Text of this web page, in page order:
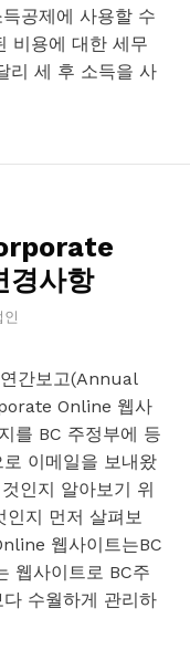
공제에 사용할 수
비용에 대한 세무
리 세 후 소득을 사
사항
간보고(Annual
Online 웹사
를 BC 주정부에 등
이메일을 보내왔
인지 알아보기 위
지 먼저 살펴보
웹사이트는BC
웹사이트로 BC주
수월하게 관리하